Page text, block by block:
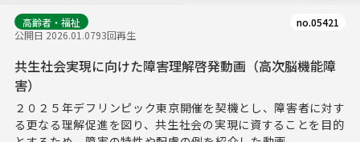
高齢者・福祉
公開日 2026.01.0793回再生
no.05421
共生社会実現に向けた障害理解啓発動画（高次脳機能障
害）
２０２５年デフリンピック東京開催を契機とし、障害者に対す
る更なる理解促進を図り、共生社会の実現に資することを目的